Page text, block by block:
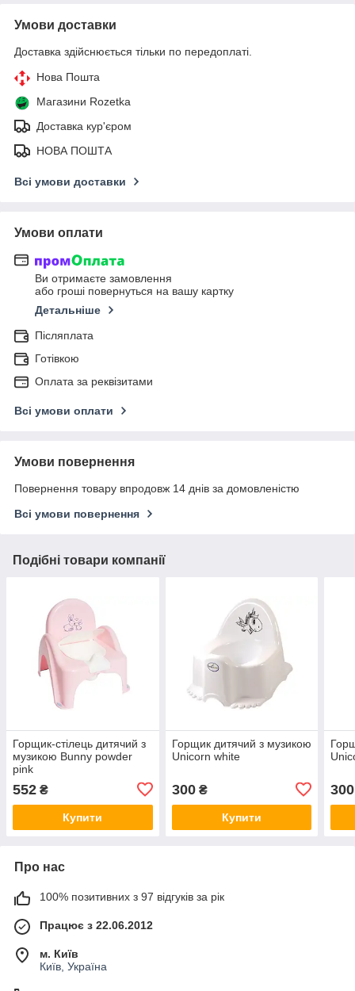
Умови доставки
Доставка здійснюється тільки по передоплаті.
Нова Пошта
Магазини Rozetka
Доставка кур'єром
НОВА ПОШТА
Всі умови доставки
Умови оплати
Ви отримаєте замовлення
або гроші повернуться на вашу картку
Детальніше
Післяплата
Готівкою
Оплата за реквізитами
Всі умови оплати
Умови повернення
Повернення товару впродовж 14 днів за домовленістю
Всі умови повернення
Подібні товари компанії
Горщик-стілець дитячий з
музикою Bunny powder
pink
552 ₴
Купити
Горщик дитячий з музикою
Unicorn white
300₴
Купити
300
Про нас
100% позитивних з 97 відгуків за рік
Працює з 22.06.2012
м. Київ
Київ, Україна